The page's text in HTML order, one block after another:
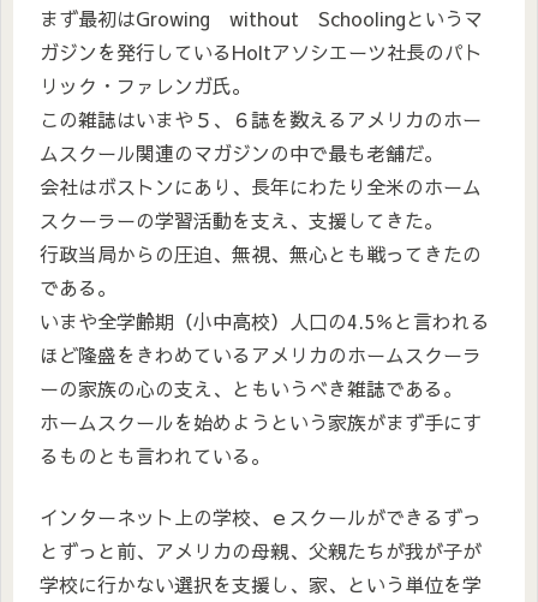
まず最初はGrowing without Schoolingというマ
ガジンを発行しているHoltアソシエーツ社長のパト
リック・ファレンガ氏。
この雑誌はいまや５、６誌を数えるアメリカのホー
ムスクール関連のマガジンの中で最も老舗だ。
会社はボストンにあり、長年にわたり全米のホーム
スクーラーの学習活動を支え、支援してきた。
行政当局からの圧迫、無視、無心とも戦ってきたの
である。
いまや全学齢期（小中高校）人口の4.5％と言われる
ほど隆盛をきわめているアメリカのホームスクーラ
ーの家族の心の支え、ともいうべき雑誌である。
ホームスクールを始めようという家族がまず手にす
るものとも言われている。
インターネット上の学校、ｅスクールができるずっ
とずっと前、アメリカの母親、父親たちが我が子が
学校に行かない選択を支援し、家、という単位を学